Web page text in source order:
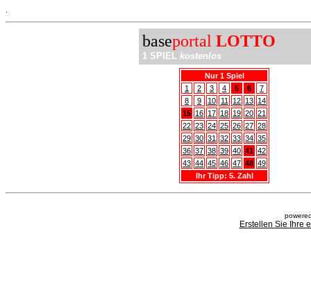
baseportal LOTTO
1 SPIEL kostenlos
Nur 1 Spiel
1
2 3 4 5 6
7
8
9 10 11 12 13 14
15 16 17 18 19 20 21
22 23 24 25 26 27 28
29 30 31 32 33 34 35
36 37 38 39 40 41 42
43 44 45 46 47 48 49
Ihr Tipp: 5. Zahl
Erstellen Sie Ihre